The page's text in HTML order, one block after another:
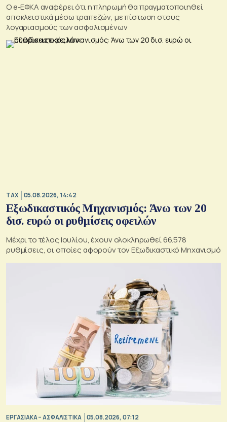
O e-ΕΦΚΑ αναφέρει ότι η πληρωμή θα πραγματοποιηθεί
αποκλειστικά μέσω τραπεζών, με πίστωση στους
λογαριασμούς των ασφαλισμένων
TAX 05.08.2026, 14:42
Εξωδικαστικός Μηχανισμός: Άνω των 20
δισ. ευρώ οι ρυθμίσεις οφειλών
Μέχρι το τέλος Ιουλίου, έχουν ολοκληρωθεί 66.578
ρυθμίσεις, οι οποίες αφορούν τον Εξωδικαστικό Μηχανισμό
ΕΡΓΑΣΙΑΚΑ – ΑΣΦΑΛΙΣΤΙΚΑ 05.08.2026, 07:12